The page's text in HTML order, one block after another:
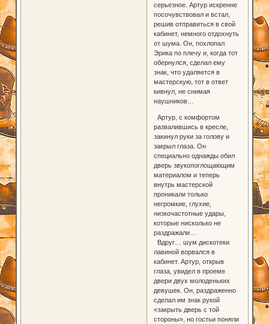
серьезное. Артур искренне
посочувствовал и встал,
решив отправиться в свой
кабинет, немного отдохнуть
от шума. Он, похлопал
Эрика по плечу и, когда тот
обернулся, сделал ему
знак, что удаляется в
мастерскую, тот в ответ
кивнул, не снимая
наушников…
Артур, с комфортом
развалившись в кресле,
закинул руки за голову и
закрыл глаза. Он
специально однажды обил
дверь звукопоглощающим
материалом и теперь
внутрь мастерской
проникали только
негромкие, глухие,
низкочастотные удары,
которые нисколько не
раздражали…
Вдруг… шум дискотеки
лавиной ворвался в
кабинет. Артур, открыв
глаза, увидел в проеме
двери двух молоденьких
девушек. Он, раздраженно
сделал им знак рукой
«закрыть дверь с той
стороны», но гостьи поняли